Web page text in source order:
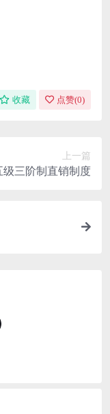
收藏 点赞(0)
上一篇
级三阶制直销制度